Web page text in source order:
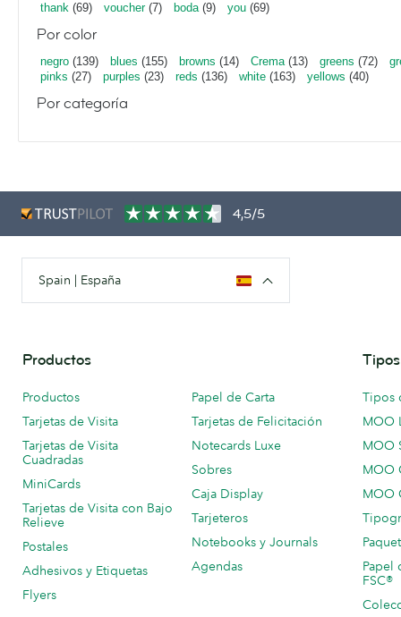
thank (69) voucher(7) boda(9) you (69)
Por color
negro (139) blues (155) browns (14) Crema(13) greens (72)
pinks (27) purples (23) reds (136) white (163) yellows (40)
Por categoría
4,5/5
Spain | España
Productos
Productos
Tarjetas de Visita
Tarjetas de Visita
Cuadradas
MiniCards
Tarjetas de Visita con Bajo
Relieve
Postales
Adhesivos y Etiquetas
Flyers
Papel de Carta
Tarjetas de Felicitación
Notecards Luxe
Sobres
Caja Display
Tarjeteros
Notebooks y Journals
Agendas
Tipos
MOO
MOO
MOO
MOO
Papel
FSC®